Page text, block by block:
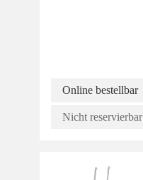
Online bestellbar
Nicht reservierbar